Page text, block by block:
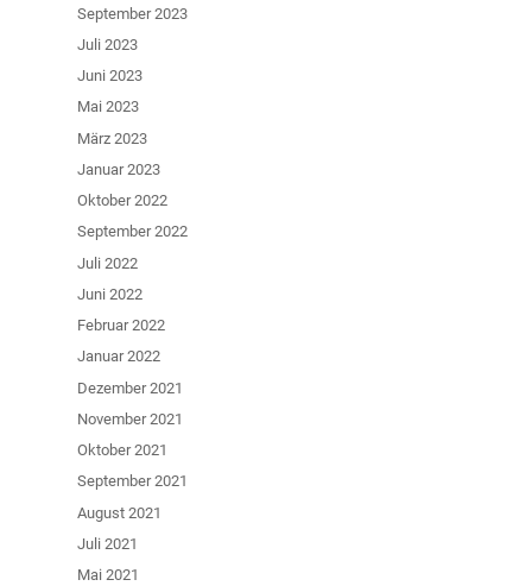
September 2023
Juli 2023
Juni 2023
Mai 2023
März 2023
Januar 2023
Oktober 2022
September 2022
Juli 2022
Juni 2022
Februar 2022
Januar 2022
Dezember 2021
November 2021
Oktober 2021
September 2021
August 2021
Juli 2021
Mai 2021